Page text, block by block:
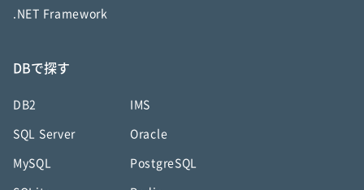
.NET Framework
DBで探す
DB2 IMS
SQL Server Oracle
MySQL PostgreSQL